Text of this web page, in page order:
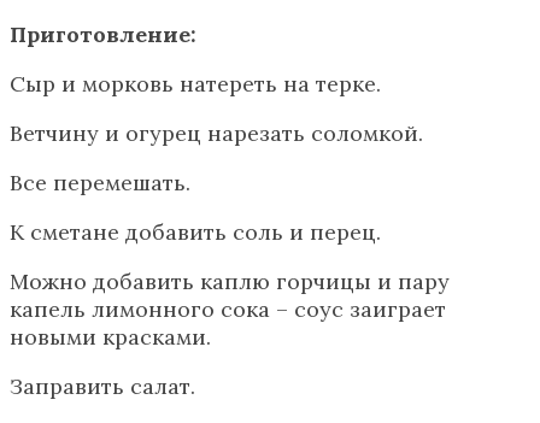
Приготовление:
Сыр и морковь натереть на терке.
Ветчину и огурец нарезать соломкой.
Все перемешать.
К сметане добавить соль и перец.
Можно добавить каплю горчицы и пару
капель лимонного сока – соус заиграет
новыми красками.
Заправить салат.